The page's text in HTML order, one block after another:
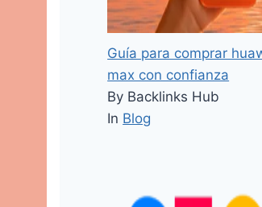
Guía para comprar
max con confianza
By Backlinks Hub
In Blog